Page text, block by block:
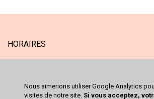
Nous aimerions utiliser Google Analytics
visites de notre site. Si vous acceptez,
HORAIRES
SERVICES